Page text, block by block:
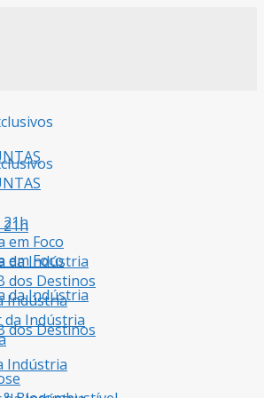
21h
em Foco
da Indústria
dos Destinos
Indústria
21h
em Foco
da Indústria
dos Destinos
Indústria
da Indústria